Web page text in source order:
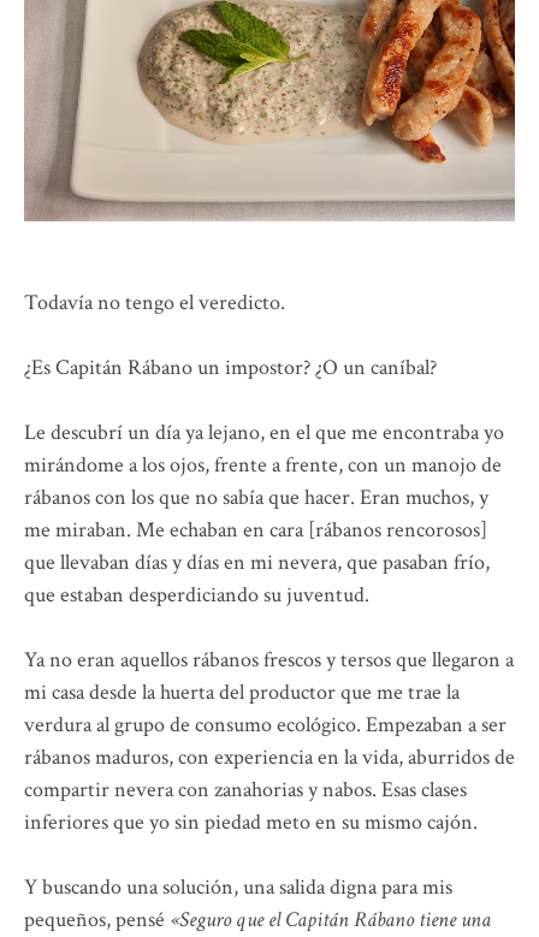
Todavía no tengo el veredicto.
¿Es Capitán Rábano un impostor? ¿O un caníbal?
Le descubrí un día ya lejano, en el que me encontraba yo
mirándome a los ojos, frente a frente, con un manojo de
rábanos con los que no sabía que hacer. Eran muchos, y
me miraban. Me echaban en cara [rábanos rencorosos]
que llevaban días y días en mi nevera, que pasaban frío,
que estaban desperdiciando su juventud.
Ya no eran aquellos rábanos frescos y tersos que llegaron a
mi casa desde la huerta del productor que me trae la
verdura al grupo de consumo ecológico. Empezaban a ser
rábanos maduros, con experiencia en la vida, aburridos de
compartir nevera con zanahorias y nabos. Esas clases
inferiores que yo sin piedad meto en su mismo cajón.
Y buscando una solución, una salida digna para mis
pequeños, pensé «Seguro que el Capitán Rábano tiene una